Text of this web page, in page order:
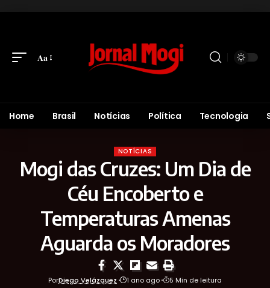
Aa
Home Brasil Notícias Política Tecnologia
NOTÍCIAS
Mogi das Cruzes: Um Dia de
Céu Encoberto e
Temperaturas Amenas
Aguarda os Moradores
PorDiego Velázquez 1 ano ago 5 Min de leitura